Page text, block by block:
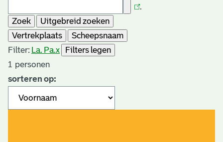
.
Zoek
Uitgebreid zoeken
Vertrekplaats
Scheepsnaam
Filter: La. Pa.x
Filters legen
1 personen
sorteren op: